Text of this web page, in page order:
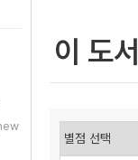
이 도